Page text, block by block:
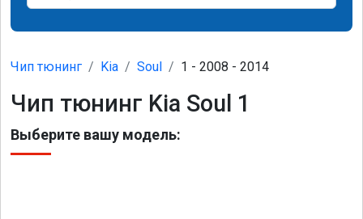
Чип тюнинг Kia Soul 1 - 2008 - 2014
Чип тюнинг Kia Soul 1
Выберите вашу модель: